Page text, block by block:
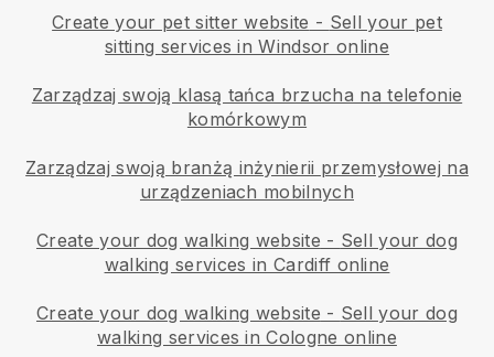
Create your pet sitter website - Sell your pet
sitting services in Windsor online
Zarządzaj swoją klasą tańca brzucha na telefonie
komórkowym
Zarządzaj swoją branżą inżynierii przemysłowej na
urządzeniach mobilnych
Create your dog walking website - Sell your dog
walking services in Cardiff online
Create your dog walking website - Sell your dog
walking services in Cologne online